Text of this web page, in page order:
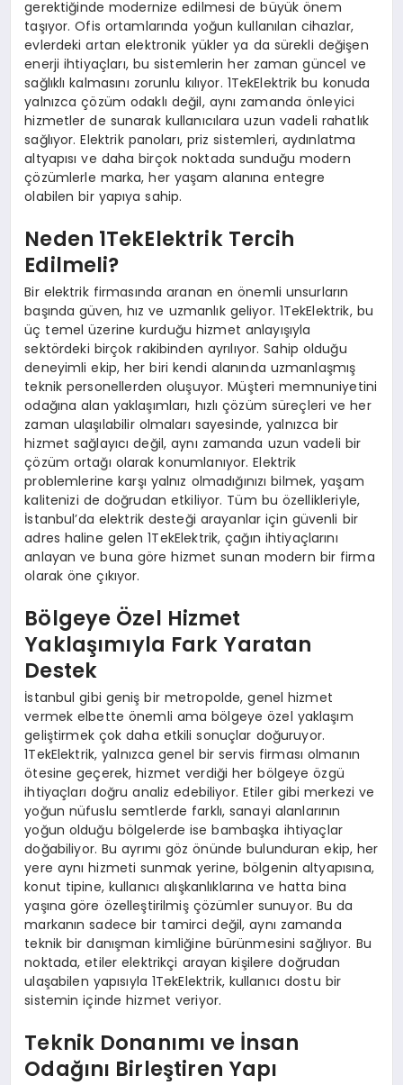
gerektiğinde modernize edilmesi de büyük önem
taşıyor. Ofis ortamlarında yoğun kullanılan cihazlar,
evlerdeki artan elektronik yükler ya da sürekli değişen
enerji ihtiyaçları, bu sistemlerin her zaman güncel ve
sağlıklı kalmasını zorunlu kılıyor. 1TekElektrik bu konuda
yalnızca çözüm odaklı değil, aynı zamanda önleyici
hizmetler de sunarak kullanıcılara uzun vadeli rahatlık
sağlıyor. Elektrik panoları, priz sistemleri, aydınlatma
altyapısı ve daha birçok noktada sunduğu modern
çözümlerle marka, her yaşam alanına entegre
olabilen bir yapıya sahip.
Neden 1TekElektrik Tercih
Edilmeli?
Bir elektrik firmasında aranan en önemli unsurların
başında güven, hız ve uzmanlık geliyor. 1TekElektrik, bu
üç temel üzerine kurduğu hizmet anlayışıyla
sektördeki birçok rakibinden ayrılıyor. Sahip olduğu
deneyimli ekip, her biri kendi alanında uzmanlaşmış
teknik personellerden oluşuyor. Müşteri memnuniyetini
odağına alan yaklaşımları, hızlı çözüm süreçleri ve her
zaman ulaşılabilir olmaları sayesinde, yalnızca bir
hizmet sağlayıcı değil, aynı zamanda uzun vadeli bir
çözüm ortağı olarak konumlanıyor. Elektrik
problemlerine karşı yalnız olmadığınızı bilmek, yaşam
kalitenizi de doğrudan etkiliyor. Tüm bu özellikleriyle,
İstanbul’da elektrik desteği arayanlar için güvenli bir
adres haline gelen 1TekElektrik, çağın ihtiyaçlarını
anlayan ve buna göre hizmet sunan modern bir firma
olarak öne çıkıyor.
Bölgeye Özel Hizmet
Yaklaşımıyla Fark Yaratan
Destek
İstanbul gibi geniş bir metropolde, genel hizmet
vermek elbette önemli ama bölgeye özel yaklaşım
geliştirmek çok daha etkili sonuçlar doğuruyor.
1TekElektrik, yalnızca genel bir servis firması olmanın
ötesine geçerek, hizmet verdiği her bölgeye özgü
ihtiyaçları doğru analiz edebiliyor. Etiler gibi merkezi ve
yoğun nüfuslu semtlerde farklı, sanayi alanlarının
yoğun olduğu bölgelerde ise bambaşka ihtiyaçlar
doğabiliyor. Bu ayrımı göz önünde bulunduran ekip, her
yere aynı hizmeti sunmak yerine, bölgenin altyapısına,
konut tipine, kullanıcı alışkanlıklarına ve hatta bina
yaşına göre özelleştirilmiş çözümler sunuyor. Bu da
markanın sadece bir tamirci değil, aynı zamanda
teknik bir danışman kimliğine bürünmesini sağlıyor. Bu
noktada, etiler elektrikçi arayan kişilere doğrudan
ulaşabilen yapısıyla 1TekElektrik, kullanıcı dostu bir
sistemin içinde hizmet veriyor.
Teknik Donanımı ve İnsan
Odağını Birleştiren Yapı